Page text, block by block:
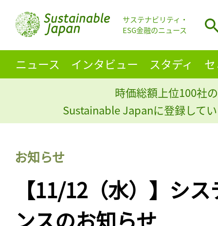
サステナビリティ・
ESG金融のニュース
ニュース インタビュー スタディ
時価総額上位100社
Sustainable Japanに登録して
お知らせ
【11/12（水）】シ
ンスのお知らせ